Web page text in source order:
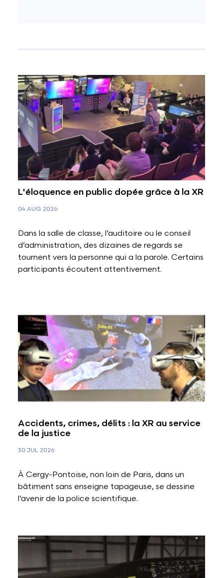
L'éloquence en public dopée grâce à la XR
04 AUG 2026
Dans la salle de classe, l’auditoire ou le conseil
d’administration, des dizaines de regards se
tournent vers la personne qui a la parole. Certains
participants écoutent attentivement.
Accidents, crimes, délits : la XR au service
de la justice
30 JUL 2026
À Cergy-Pontoise, non loin de Paris, dans un
bâtiment sans enseigne tapageuse, se dessine
l’avenir de la police scientifique.